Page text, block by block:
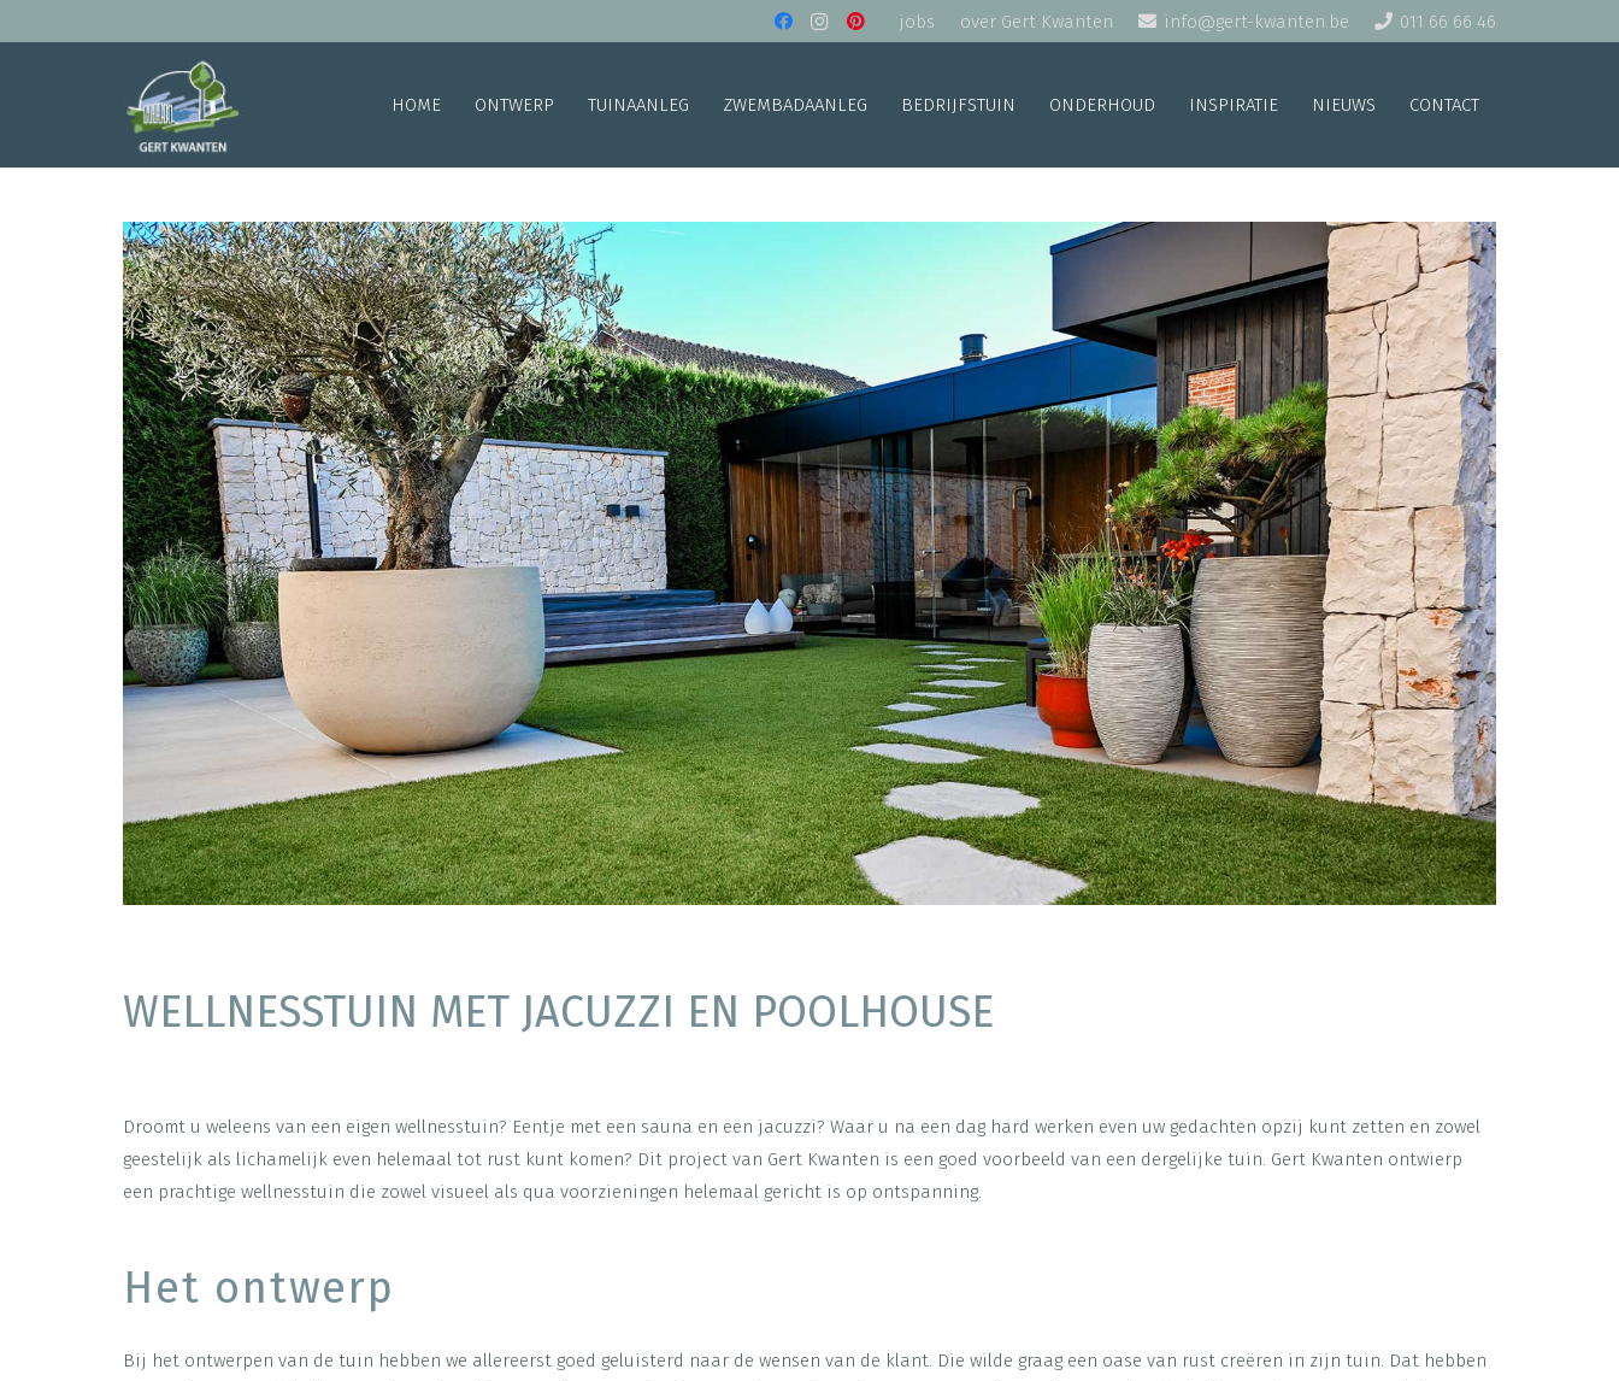
jobs over Gert Kwanten info@gert-kwanten.be 011 66 66 46
HOME ONTWERP TUINAANLEG ZWEMBADAANLEG BEDRIJFSTUIN ONDERHOUD INSPIRATIE NIEUWS CONTACT
WELLNESSTUIN MET JACUZZI EN POOLHOUSE
Droomt u weleens van een eigen wellnesstuin? Eentje met een sauna en een jacuzzi? Waar u na een dag hard werken even uw gedachten opzij kunt zetten en zowel
geestelijk als lichamelijk even helemaal tot rust kunt komen? Dit project van Gert Kwanten is een goed voorbeeld van een dergelijke tuin. Gert Kwanten ontwierp
een prachtige wellnesstuin die zowel visueel als qua voorzieningen helemaal gericht is op ontspanning.
Het ontwerp
Bij het ontwerpen van de tuin hebben we allereerst goed geluisterd naar de wensen van de klant. Die wilde graag een oase van rust creëren in zijn tuin. Dat hebben